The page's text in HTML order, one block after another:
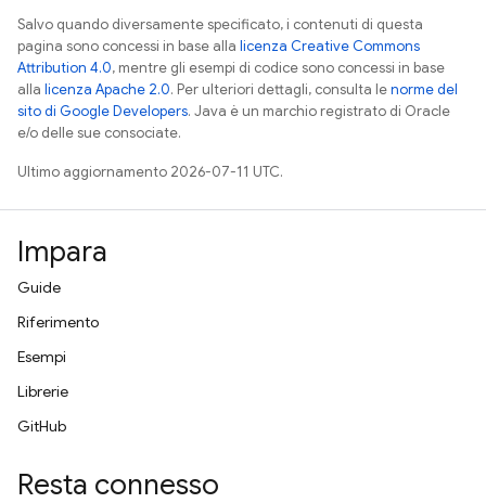
Salvo quando diversamente specificato, i contenuti di questa
pagina sono concessi in base alla licenza Creative Commons
Attribution 4.0, mentre gli esempi di codice sono concessi in base
alla licenza Apache 2.0. Per ulteriori dettagli, consulta lenorme del
sito di Google Developers. Java è un marchio registrato di Oracle
e/o delle sue consociate.
Ultimo aggiornamento 2026-07-11 UTC.
Impara
Guide
Riferimento
Esempi
Librerie
GitHub
Resta connesso